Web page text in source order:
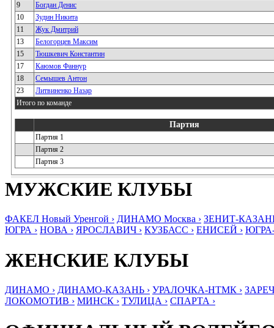
9
Богдан Денис
10
Зудин Никита
11
Жук Дмитрий
13
Белогорцев Максим
15
Тюшкевич Константин
17
Каюмов Фаннур
18
Семышев Антон
23
Литвиненко Назар
Итого по команде
Партия
Партия 1
Партия 2
Партия 3
МУЖСКИЕ КЛУБЫ
ФАКЕЛ Новый Уренгой › ДИНАМО Москва › ЗЕНИТ-
ЮГРА › НОВА › ЯРОСЛАВИЧ › КУЗБАСС › ЕНИСЕЙ ›
ЖЕНСКИЕ КЛУБЫ
ДИНАМО › ДИНАМО-КАЗАНЬ › УРАЛОЧКА-НТМК ›
ЛОКОМОТИВ › МИНСК › ТУЛИЦА › СПАРТА ›